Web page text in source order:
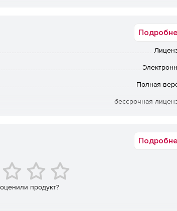
USB-идентификаторов типа Guardant ID,
системы, в том числе: возможность
грифов в одном сеансе (без смены сеанса
позволяющей ему запуск только
и действий администратора.
Полная
бессрочная
продукт?